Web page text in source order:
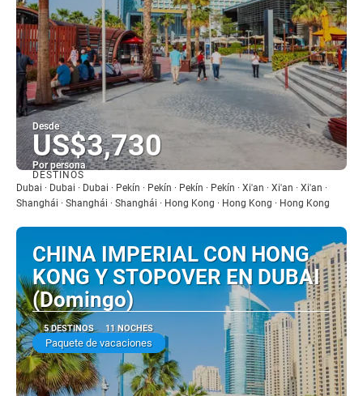
Desde
US$3,730
Por persona
Ver
DESTINOS
Dubai · Dubai · Dubai · Pekín · Pekín · Pekín · Pekín · Xi'an · Xi'an · Xi'an ·
Shanghái · Shanghái · Shanghái · Hong Kong · Hong Kong · Hong Kong
CHINA IMPERIAL CON HONG
KONG Y STOPOVER EN DUBAI
(Domingo)
5 DESTINOS 11 NOCHES
Paquete de vacaciones